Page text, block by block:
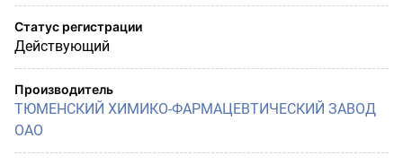
Статус регистрации
Действующий
Производитель
ТЮМЕНСКИЙ ХИМИКО-ФАРМАЦЕВТИЧЕСКИЙ ЗАВОД
ОАО